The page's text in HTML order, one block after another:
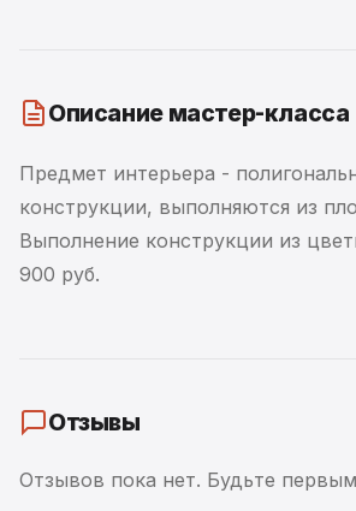
Описание мастер-класса
Предмет интерьера -
конструкции, выполняются из
Выполнение конструкции из
900 руб.
Отзывы
Отзывов пока нет. Будьте